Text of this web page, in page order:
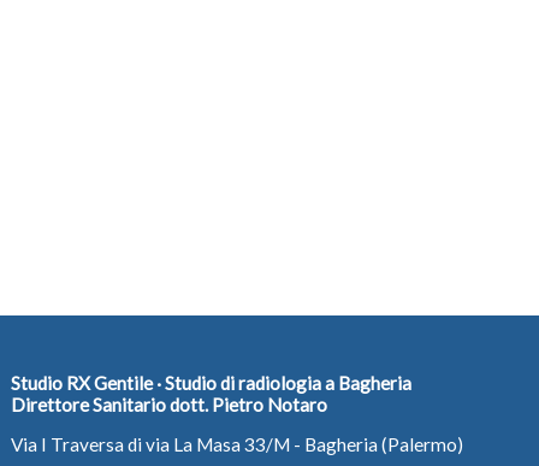
Studio RX Gentile · Studio di radiologia a Bagheria
Direttore Sanitario dott. Pietro Notaro
Via I Traversa di via La Masa 33/M - Bagheria (Palermo)